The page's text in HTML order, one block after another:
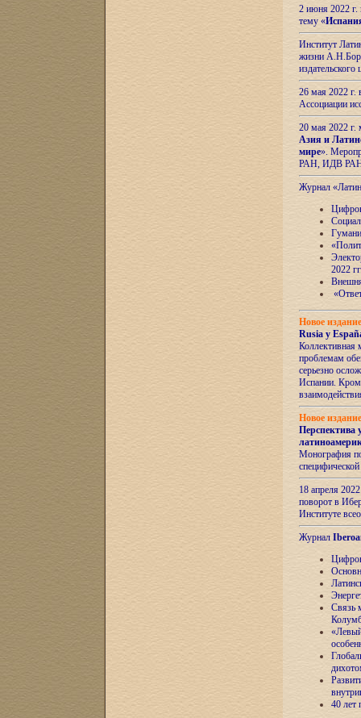
2 июня 2022 г.
тему «
Институт
жизни
26 мая 2022
Ассоциации
20 мая 2022
Азия и
мире».
РАН, ИДВ
Журнал
2022
Новое
Rusia y
Коллективная
проблемам
серьезно
Испании.
Новое
Перспектива
Монография
18 апреля
поворот в
Институте
Журнал
Связь
40 лет